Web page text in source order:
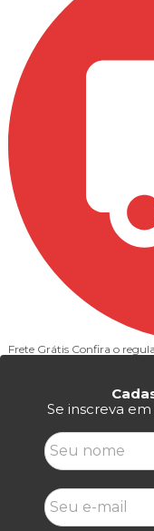
Frete Grátis Confira o
Se inscreva